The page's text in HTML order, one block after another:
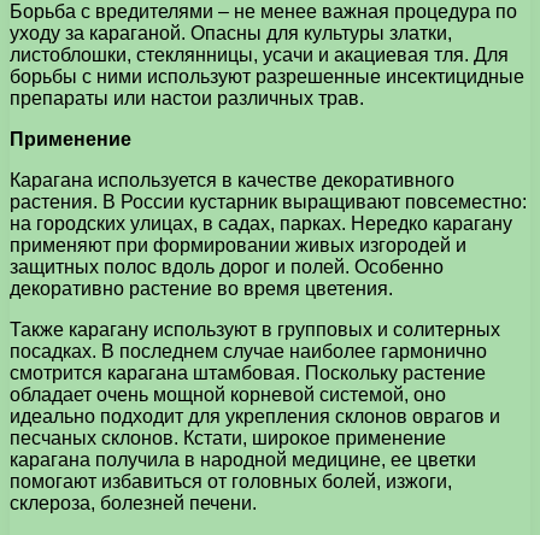
Борьба с вредителями – не менее важная процедура по
уходу за караганой. Опасны для культуры златки,
листоблошки, стеклянницы, усачи и акациевая тля. Для
борьбы с ними используют разрешенные инсектицидные
препараты или настои различных трав.
Применение
Карагана используется в качестве декоративного
растения. В России кустарник выращивают повсеместно:
на городских улицах, в садах, парках. Нередко карагану
применяют при формировании живых изгородей и
защитных полос вдоль дорог и полей. Особенно
декоративно растение во время цветения.
Также карагану используют в групповых и солитерных
посадках. В последнем случае наиболее гармонично
смотрится карагана штамбовая. Поскольку растение
обладает очень мощной корневой системой, оно
идеально подходит для укрепления склонов оврагов и
песчаных склонов. Кстати, широкое применение
карагана получила в народной медицине, ее цветки
помогают избавиться от головных болей, изжоги,
склероза, болезней печени.